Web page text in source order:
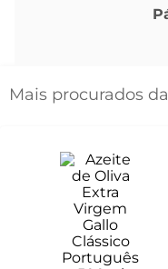
Mais procurados